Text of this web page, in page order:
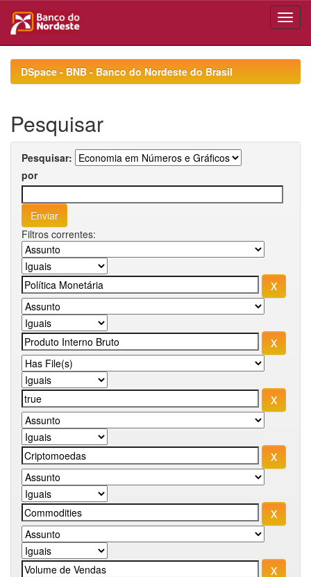
navigationDSpace - BNB - Banco do Nordeste do Brasil
Pesquisar
Pesquisar:
por
Filtros correntes: